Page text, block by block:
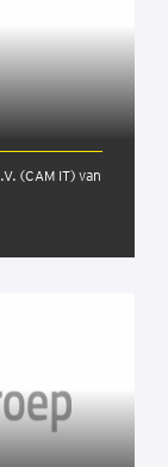
(CAM IT) van